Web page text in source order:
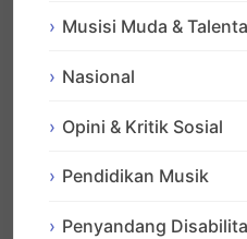
Musisi Muda &
Nasional
Opini & Kritik Sosial
Pendidikan Musik
Penyandang